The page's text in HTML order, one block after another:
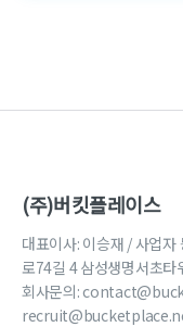
(주)버킷플레이스
대표이사: 이승재 / 사업
로74길 4 삼성생명서초
회사문의: